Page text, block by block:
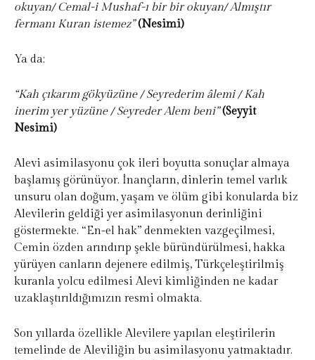
okuyan/ Cemal-i Mushaf-ı bir bir okuyan/ Almıştır
fermanı Kuran istemez”(Nesimi)
Ya da;
“Kah çıkarım gökyüzüne / Seyrederim âlemi / Kah
inerim yer yüzüne / Seyreder Alem beni”(Seyyit
Nesimi)
Alevi asimilasyonu çok ileri boyutta sonuçlar almaya
başlamış görünüyor. İnançların, dinlerin temel varlık
unsuru olan doğum, yaşam ve ölüm gibi konularda biz
Alevilerin geldiği yer asimilasyonun derinliğini
göstermekte. “En-el hak” denmekten vazgeçilmesi,
Cemin özden arındırıp şekle büründürülmesi, hakka
yürüyen canların dejenere edilmiş, Türkçeleştirilmiş
kuranla yolcu edilmesi Alevi kimliğinden ne kadar
uzaklaştırıldığımızın resmi olmakta.
Son yıllarda özellikle Alevilere yapılan eleştirilerin
temelinde de Aleviliğin bu asimilasyonu yatmaktadır.